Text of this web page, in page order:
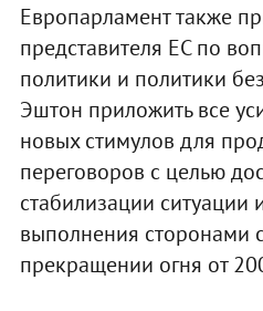
Европарламент также
представителя ЕС по
политики и политики
Эштон приложить все
новых стимулов для
переговоров с целью
стабилизации ситуации
выполнения сторонами
прекращении огня от